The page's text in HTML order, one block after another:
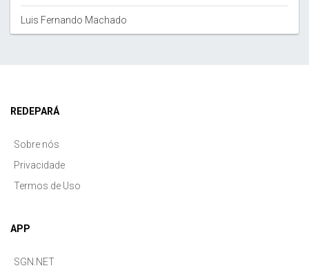
Luis Fernando Machado
REDEPARÁ
Sobre nós
Privacidade
Termos de Uso
APP
SGN.NET